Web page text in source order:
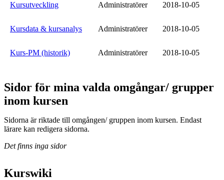
Kursutveckling Administratörer 2018-10-05
Kursdata & kursanalys Administratörer 2018-10-05
Kurs-PM (historik) Administratörer 2018-10-05
Sidor för mina valda omgångar/ grupper
inom kursen
Sidorna är riktade till omgången/ gruppen inom kursen. Endast
lärare kan redigera sidorna.
Det finns inga sidor
Kurswiki